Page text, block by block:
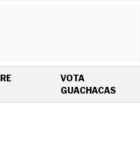
IN NEW WINDOW
VOTA
GUACHACAS